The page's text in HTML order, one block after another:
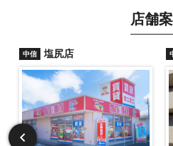
店舗
中信 塩尻店